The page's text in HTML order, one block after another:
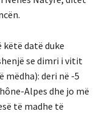
këtë datë duke
se dimri i vitit
mëdha): deri në -5
Alpes dhe jo më
të madhe të